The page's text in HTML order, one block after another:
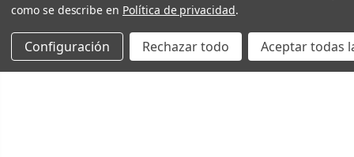
como se describe en Política de privacidad.
Configuración Rechazar todo Aceptar todas